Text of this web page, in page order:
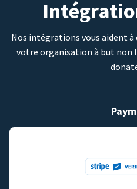
Nos intégrations vous aident
votre organisation à but non